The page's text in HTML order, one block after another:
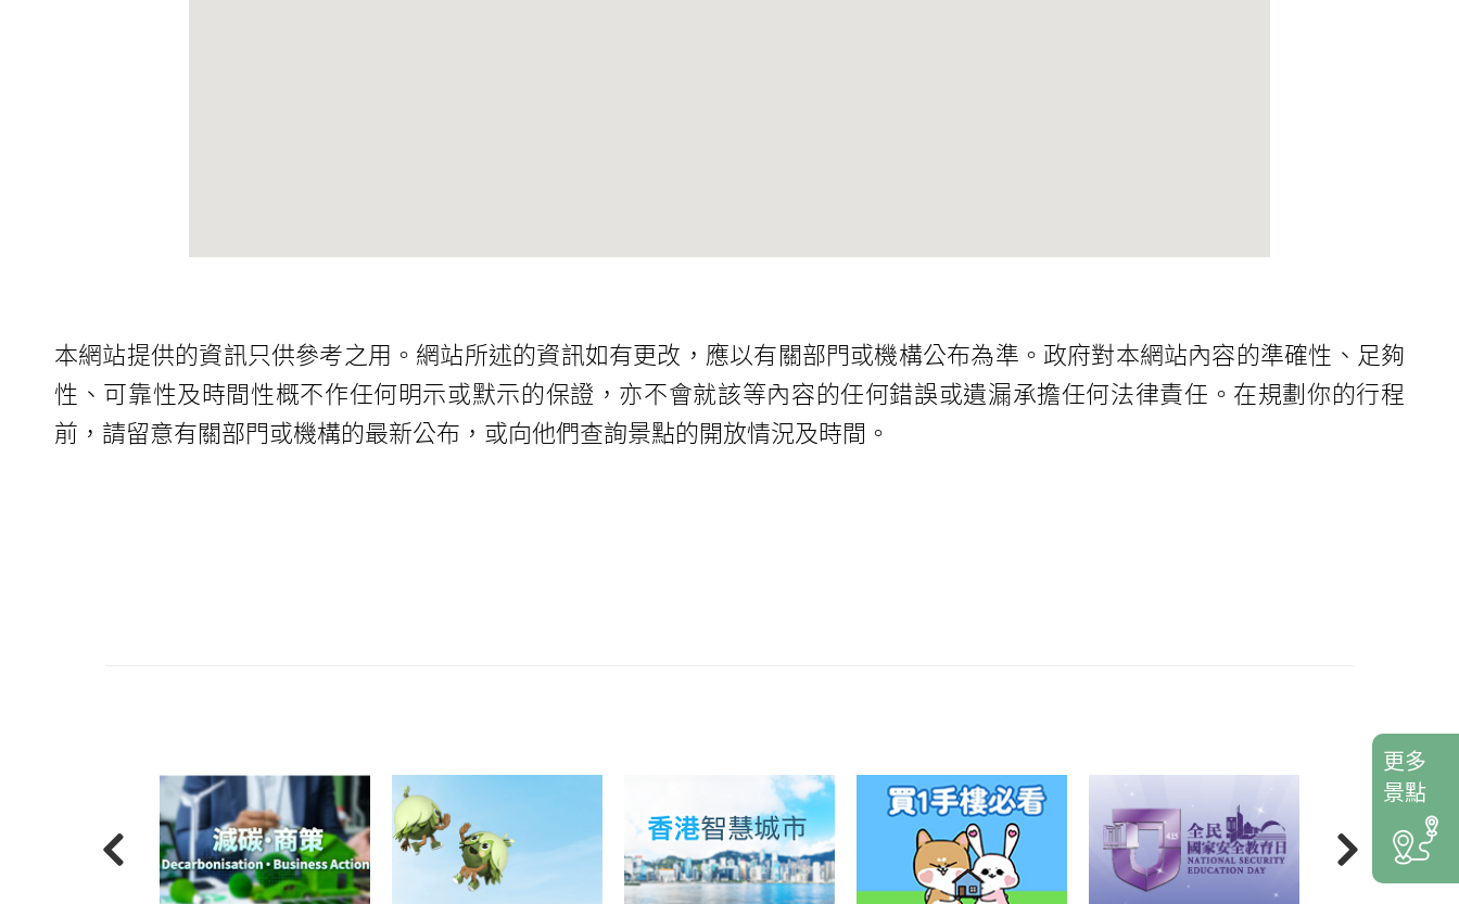
本網站提供的資訊只供參考之用。網站所述的資訊如有更改，應以有關部門或機構公布為準。政府對本網站內容的準確性、足夠
性、可靠性及時間性概不作任何明示或默示的保證，亦不會就該等內容的任何錯誤或遺漏承擔任何法律責任。在規劃你的行程
前，請留意有關部門或機構的最新公布，或向他們查詢景點的開放情況及時間。
更多
景點